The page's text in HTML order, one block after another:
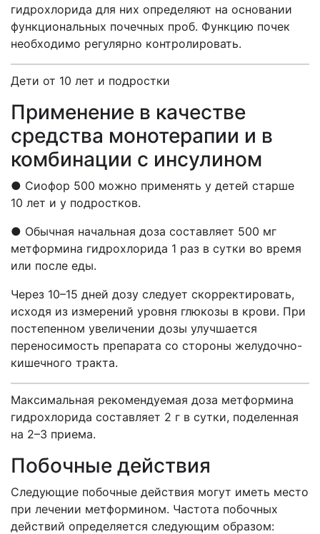
гидрохлорида для них определяют на основании
функциональных почечных проб. Функцию почек
необходимо регулярно контролировать.
Дети от 10 лет и подростки
Применение в качестве
средства монотерапии и в
комбинации с инсулином
● Сиофор 500 можно применять у детей старше
10 лет и у подростков.
● Обычная начальная доза составляет 500 мг
метформина гидрохлорида 1 раз в сутки во время
или после еды.
Через 10–15 дней дозу следует скорректировать,
исходя из измерений уровня глюкозы в крови. При
постепенном увеличении дозы улучшается
переносимость препарата со стороны желудочно-
кишечного тракта.
Максимальная рекомендуемая доза метформина
гидрохлорида составляет 2 г в сутки, поделенная
на 2–3 приема.
Побочные действия
Следующие побочные действия могут иметь место
при лечении метформином. Частота побочных
действий определяется следующим образом: